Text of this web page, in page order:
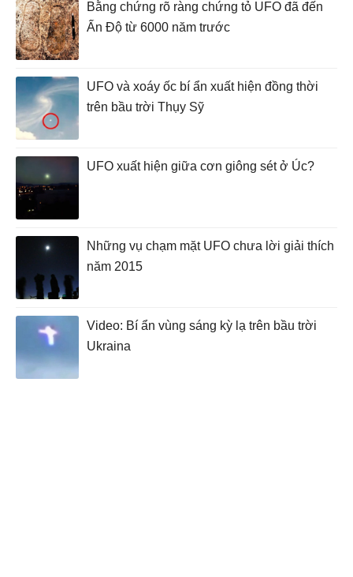
Bằng chứng rõ ràng chứng tỏ UFO đã đến
Ấn Độ từ 6000 năm trước
UFO và xoáy ốc bí ẩn xuất hiện đồng thời
trên bầu trời Thụy Sỹ
UFO xuất hiện giữa cơn giông sét ở Úc?
Những vụ chạm mặt UFO chưa lời giải thích
năm 2015
Video: Bí ẩn vùng sáng kỳ lạ trên bầu trời
Ukraina